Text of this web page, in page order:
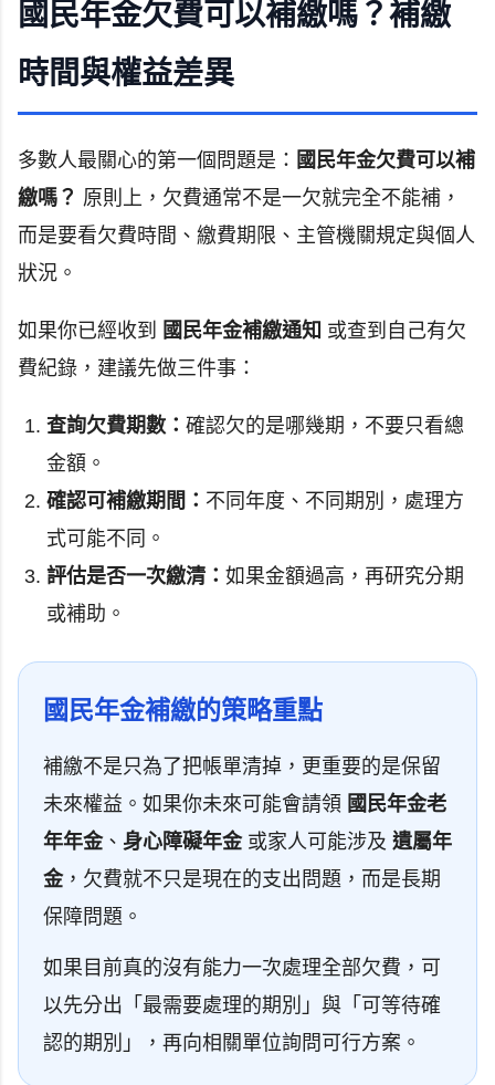
國民年金欠費可以補繳嗎？補繳
時間與權益差異
多數人最關心的第一個問題是： 國民年金欠費可以補
繳嗎？ 原則上，欠費通常不是一欠就完全不能補，
而是要看欠費時間、繳費期限、主管機關規定與個人
狀況。
如果你已經收到 國民年金補繳通知 或查到自己有欠
費紀錄，建議先做三件事：
查詢欠費期數： 確認欠的是哪幾期，不要只看總
金額。
確認可補繳期間： 不同年度、不同期別，處理方
式可能不同。
評估是否一次繳清： 如果金額過高，再研究分期
或補助。
國民年金補繳的策略重點
補繳不是只為了把帳單清掉，更重要的是保留
未來權益。如果你未來可能會請領 國民年金老
年年金、 身心障礙年金或家人可能涉及 遺屬年
金，欠費就不只是現在的支出問題，而是長期
保障問題。
如果目前真的沒有能力一次處理全部欠費，可
以先分出「最需要處理的期別」與「可等待確
認的期別」，再向相關單位詢問可行方案。